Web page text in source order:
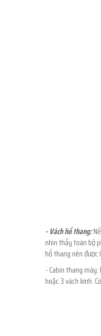
- Vách hố thang:
nhìn thấy toàn bộ
hố thang nên được
- Cabin thang
hoặc 3 vách kính.